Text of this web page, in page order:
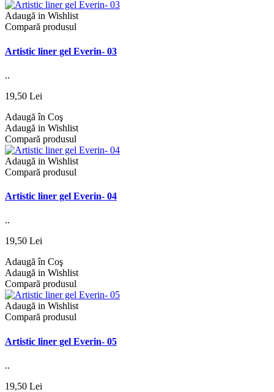
Adaugă in Wishlist
Compară produsul
Artistic liner gel Everin- 03
..
19,50 Lei
Adaugă în Coş
Adaugă in Wishlist
Compară produsul
Adaugă in Wishlist
Compară produsul
Artistic liner gel Everin- 04
..
19,50 Lei
Adaugă în Coş
Adaugă in Wishlist
Compară produsul
Adaugă in Wishlist
Compară produsul
Artistic liner gel Everin- 05
..
19,50 Lei